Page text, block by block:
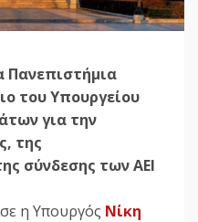
Πανεπιστήμια
του Υπουργείου
για την
της
σύνδεσης των ΑΕΙ
η Υπουργός Νίκη